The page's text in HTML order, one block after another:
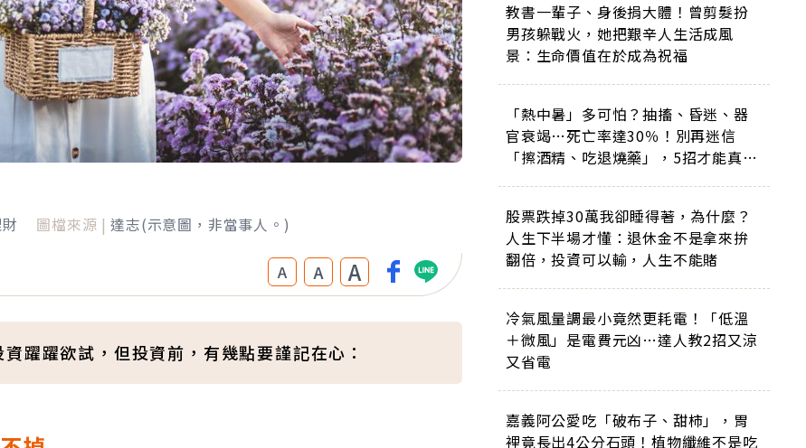
圖檔來源 | 達志(示意圖，非當事人。)
A A A
躍躍欲試，但投資前，有幾點要謹記在心：
教書一輩子、身後捐大體！曾剪髮扮
男孩躲戰火，她把艱辛人生活成風
景：生命價值在於成為祝福
「熱中暑」多可怕？抽搐、昏迷、器
官衰竭…死亡率達30％！別再迷信
「擦酒精、吃退燒藥」，5招才能真救
股票跌掉30萬我卻睡得著，為什麼？
人生下半場才懂：退休金不是拿來拚
翻倍，投資可以輸，人生不能賭
冷氣風量調最小竟然更耗電！「低溫
＋微風」是電費元凶…達人教2招又涼
又省電
嘉義阿公愛吃「破布子、甜柿」，胃
裡竟長出4公分石頭！植物纖維不是吃